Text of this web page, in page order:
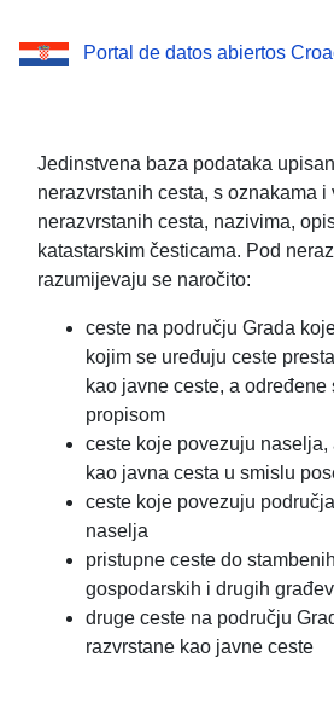
Portal de datos abiertos
Jedinstvena baza podataka
nerazvrstanih cesta, s oznakama i
nerazvrstanih cesta, nazivima,
katastarskim česticama. Pod
razumijevaju se naročito:
ceste na području Grada
kojim se uređuju ceste
kao javne ceste, a
propisom
ceste koje povezuju naselja,
kao javna cesta u smislu
ceste koje povezuju
naselja
pristupne ceste do
gospodarskih i drugih
druge ceste na području
razvrstane kao javne ceste